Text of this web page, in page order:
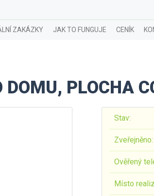
ZAKÁZKY JAK TO FUNGUJE CENÍK
DOMU, PLOCHA
Stav:
Zveřejněno:
Ověřený
Místo